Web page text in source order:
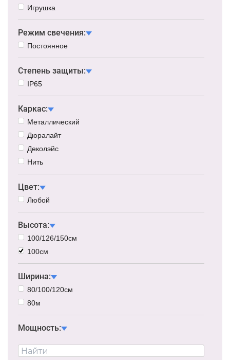
Игрушка
Режим свечения:
Постоянное
Степень защиты:
IP65
Каркас:
Металлический
Дюралайт
Деколэйс
Нить
Цвет:
Любой
Высота:
100/126/150см
100см
Ширина:
80/100/120см
80м
Мощность: